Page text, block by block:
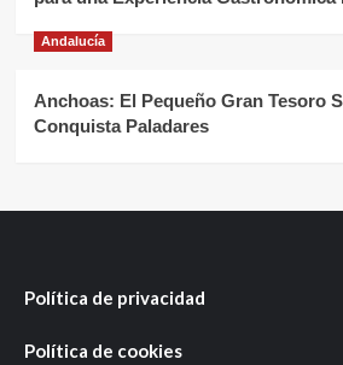
Andalucía
Anchoas: El Pequeño Gran Tesoro
Conquista Paladares
Política de privacidad
Política de cookies